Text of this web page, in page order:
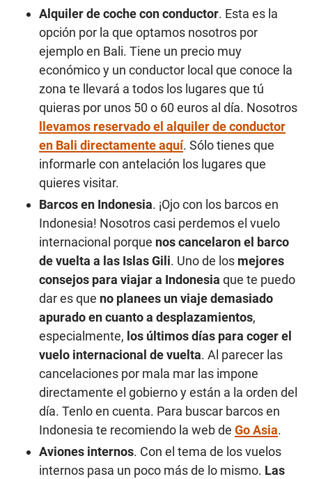
Alquiler de coche con conductor. Esta es la
opción por la que optamos nosotros por
ejemplo en Bali. Tiene un precio muy
económico y un conductor local que conoce la
zona te llevará a todos los lugares que tú
quieras por unos 50 o 60 euros al día. Nosotros
llevamos reservado el alquiler de conductor
en Bali directamente aquí. Sólo tienes que
informarle con antelación los lugares que
quieres visitar.
Barcos en Indonesia. ¡Ojo con los barcos en
Indonesia! Nosotros casi perdemos el vuelo
internacional porque nos cancelaron el barco
de vuelta a las Islas Gili. Uno de los mejores
consejos para viajar a Indonesia que te puedo
dar es que no planees un viaje demasiado
apurado en cuanto a desplazamientos,
especialmente, los últimos días para coger el
vuelo internacional de vuelta. Al parecer las
cancelaciones por mala mar las impone
directamente el gobierno y están a la orden del
día. Tenlo en cuenta. Para buscar barcos en
Indonesia te recomiendo la web de Go Asia.
Aviones internos. Con el tema de los vuelos
internos pasa un poco más de lo mismo. Las